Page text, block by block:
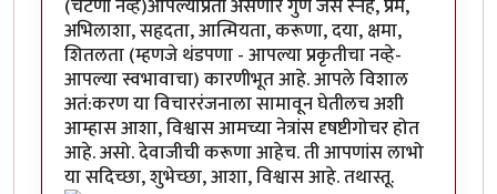
(चटणी नव्हे)आपल्याप्रती असणारे गुण जसे स्नेह, प्रेम,
अभिलाशा, सहृदता, आत्मियता, करूणा, दया, क्षमा,
शितलता (म्हणजे थंडपणा - आपल्या प्रकृतीचा नव्हे-
आपल्या स्वभावाचा) कारणीभूत आहे. आपले विशाल
अतं:करण या विचाररंजनाला सामावून घेतीलच अशी
आम्हास आशा, विश्वास आमच्या नेत्रांस दृषष्टीगोचर होत
आहे. असो. देवाजीची करूणा आहेच. ती आपणांस लाभो
या सदिच्छा, शुभेच्छा, आशा, विश्वास आहे. तथास्तू.